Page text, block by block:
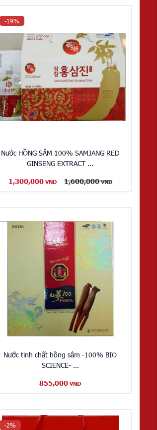
-19%
Nước HỒNG SÂM 100% SAMJANG RED
GINSENG EXTRACT ...
1,300,000 VND 1,600,000 VND
Nước tinh chất hồng sâm -100% BIO
SCIENCE- ...
855,000 VND
-2%